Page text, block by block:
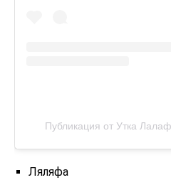
Публикация от Утка
Ляляфа